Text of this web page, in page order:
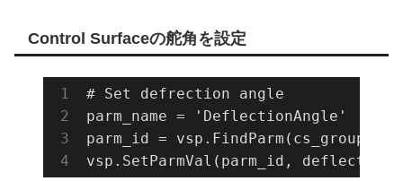
Control Surfaceの舵角を設定
# Set defrection angle
parm_name = 'DeflectionAngle'
parm_id = vsp. FindParm(
vsp. SetParmVal( parm_id , deflection